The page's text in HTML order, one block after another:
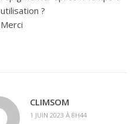
utilisation ?
Merci
CLIMSOM
1 JUIN 2023 À 8H44